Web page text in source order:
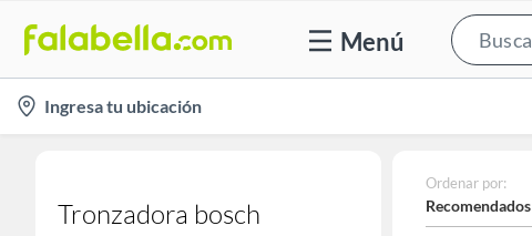
Menú
location-
icon
Ingresa tu ubicación
Tronzadora bosch
Ordenar por:
Recomendados